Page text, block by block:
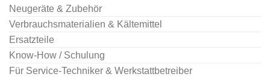
Neugeräte & Zubehör
Verbrauchsmaterialien & Kältemittel
Ersatzteile
Know-How / Schulung
Für Service-Techniker & Werkstattbetreiber